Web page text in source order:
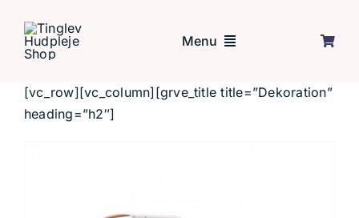
content
Menu
Forside
[vc_row][vc_column][grve_title title=”Dekoration”
heading=”h2″]